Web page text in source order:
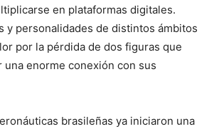
en plataformas digitales.
y personalidades de distintos ámbitos
por la pérdida de dos figuras que
enorme conexión con sus
brasileñas ya iniciaron una